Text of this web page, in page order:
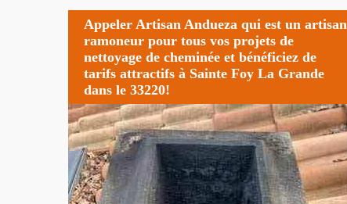
Appeler Artisan Andueza qui est un artisan
ramoneur pour tous vos projets de
nettoyage de cheminée et bénéficiez de
tarifs attractifs à Sainte Foy La Grande
dans le 33220!